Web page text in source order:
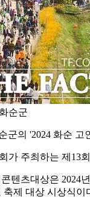
순군
군의 '2024 화순
가 주최하는 제13
텐츠대상은 2024
제 대상 시상식이